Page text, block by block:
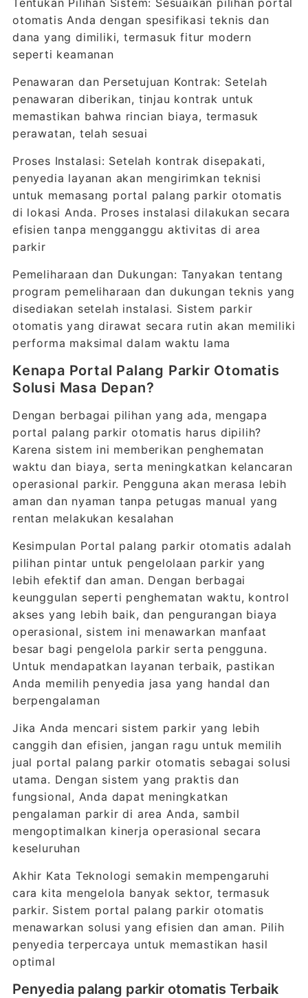
Tentukan Pilihan Sistem: Sesuaikan pilihan portal
otomatis Anda dengan spesifikasi teknis dan
dana yang dimiliki, termasuk fitur modern
seperti keamanan
Penawaran dan Persetujuan Kontrak: Setelah
penawaran diberikan, tinjau kontrak untuk
memastikan bahwa rincian biaya, termasuk
perawatan, telah sesuai
Proses Instalasi: Setelah kontrak disepakati,
penyedia layanan akan mengirimkan teknisi
untuk memasang portal palang parkir otomatis
di lokasi Anda. Proses instalasi dilakukan secara
efisien tanpa mengganggu aktivitas di area
parkir
Pemeliharaan dan Dukungan: Tanyakan tentang
program pemeliharaan dan dukungan teknis yang
disediakan setelah instalasi. Sistem parkir
otomatis yang dirawat secara rutin akan memiliki
performa maksimal dalam waktu lama
Kenapa Portal Palang Parkir Otomatis
Solusi Masa Depan?
Dengan berbagai pilihan yang ada, mengapa
portal palang parkir otomatis harus dipilih?
Karena sistem ini memberikan penghematan
waktu dan biaya, serta meningkatkan kelancaran
operasional parkir. Pengguna akan merasa lebih
aman dan nyaman tanpa petugas manual yang
rentan melakukan kesalahan
Kesimpulan Portal palang parkir otomatis adalah
pilihan pintar untuk pengelolaan parkir yang
lebih efektif dan aman. Dengan berbagai
keunggulan seperti penghematan waktu, kontrol
akses yang lebih baik, dan pengurangan biaya
operasional, sistem ini menawarkan manfaat
besar bagi pengelola parkir serta pengguna.
Untuk mendapatkan layanan terbaik, pastikan
Anda memilih penyedia jasa yang handal dan
berpengalaman
Jika Anda mencari sistem parkir yang lebih
canggih dan efisien, jangan ragu untuk memilih
jual portal palang parkir otomatis sebagai solusi
utama. Dengan sistem yang praktis dan
fungsional, Anda dapat meningkatkan
pengalaman parkir di area Anda, sambil
mengoptimalkan kinerja operasional secara
keseluruhan
Akhir Kata Teknologi semakin mempengaruhi
cara kita mengelola banyak sektor, termasuk
parkir. Sistem portal palang parkir otomatis
menawarkan solusi yang efisien dan aman. Pilih
penyedia terpercaya untuk memastikan hasil
optimal
Penyedia palang parkir otomatis Terbaik